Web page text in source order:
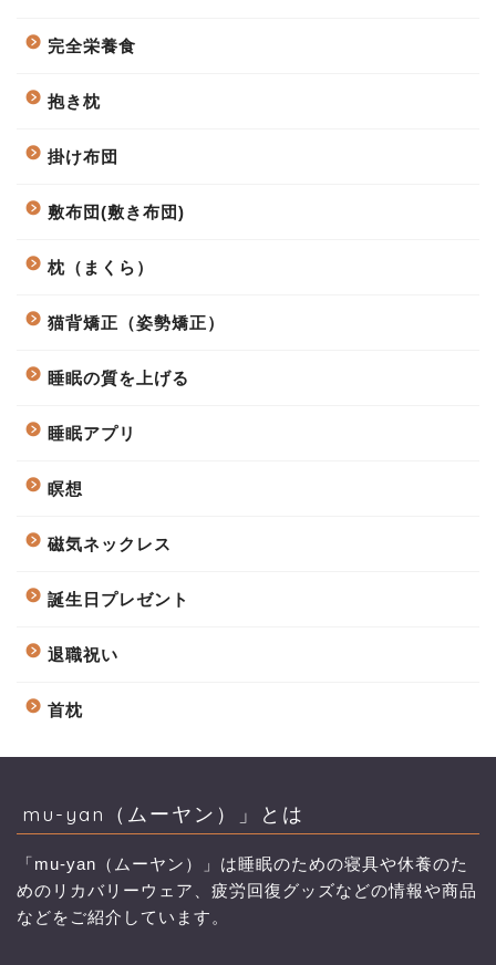
完全栄養食
抱き枕
掛け布団
敷布団(敷き布団)
枕（まくら）
猫背矯正（姿勢矯正）
睡眠の質を上げる
睡眠アプリ
瞑想
磁気ネックレス
誕生日プレゼント
退職祝い
首枕
mu-yan（ムーヤン）」とは
「mu-yan（ムーヤン）」は睡眠のための寝具や休養のた
めのリカバリーウェア、疲労回復グッズなどの情報や商品
などをご紹介しています。